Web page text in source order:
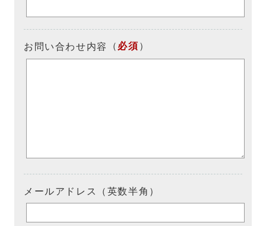
お問い合わせ内容 （ 必須 ）
メールアドレス（英数半角）